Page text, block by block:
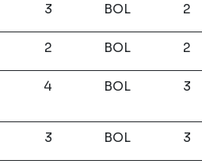
3 BOL 2
2 BOL 2
4 BOL 3
3 BOL 3